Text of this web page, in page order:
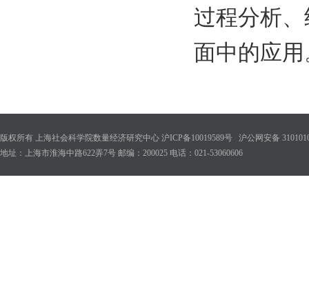
过程分析
面中的应用
版权所有 上海社会科学院数量经济研究中心 沪ICP备10019589号 沪公网安备
地址：上海市淮海中路622弄7号 邮编：200025 电话：021-53060606